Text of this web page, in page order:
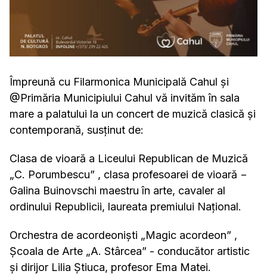
Împreună cu Filarmonica Municipală Cahul și
@Primăria Municipiului Cahul vă invităm în sala
mare a palatului la un concert de muzică clasică și
contemporană, susținut de:
Clasa de vioară a Liceului Republican de Muzică
„C. Porumbescu” , clasa profesoarei de vioară −
Galina Buinovschi maestru în arte, cavaler al
ordinului Republicii, laureata premiului Național.
Orchestra de acordeoniști „Magic acordeon” ,
Școala de Arte „A. Stârcea” - conducător artistic
și dirijor Lilia Ştiuca, profesor Ema Matei.